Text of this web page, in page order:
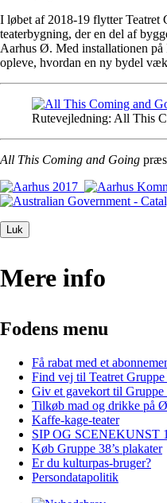
I løbet af 2018-19 flytter Teatret
teaterbygning, der en del af
Aarhus Ø. Med installationen
opleve, hvordan en ny bydel
Rutevejledning: All This
All This Coming and Going
Luk
Mere info
Fodens menu
Få rabat med et
Find vej til Teatret Gruppe
Giv et gavekort til Gruppe
Tilkøb mad og drikke på
Kaffe-kage-teater
SIP OG SCENEKUNST
Køb Gruppe 38’s plakater
Er du kulturpas-bruger?
Persondatapolitik